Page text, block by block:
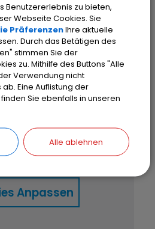
wird
angezeigt
Sie "OpenStreetMap"
Anpassen
Benutzererlebnis zu bieten,
Webseite Cookies. Sie
PräferenzenIhre aktuelle
Durch das Betätigen des
stimmen Sie der
zu. Mithilfe des Buttons "Alle
Verwendung nicht
Eine Auflistung der
Sie ebenfalls in unseren
Alle ablehnen